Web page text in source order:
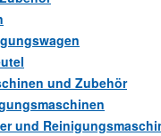
und Zubehör
und